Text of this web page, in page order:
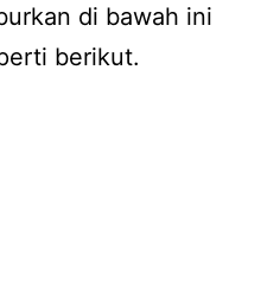
di bawah ini
berikut.